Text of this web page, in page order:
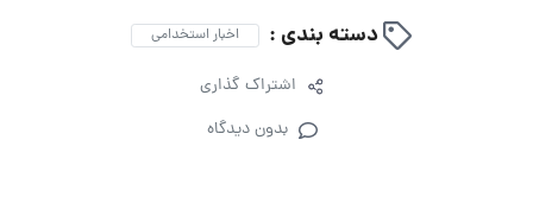
دسته بندی : اخبار استخدامی
اشتراک گذاری
بدون دیدگاه